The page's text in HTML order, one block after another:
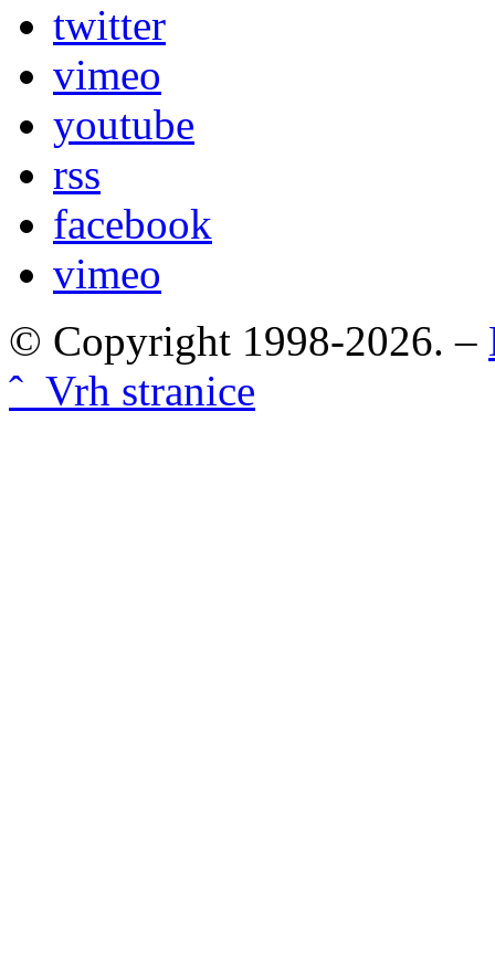
twitter
vimeo
youtube
rss
facebook
vimeo
© Copyright 1998-2026. –
ˆ Vrh stranice